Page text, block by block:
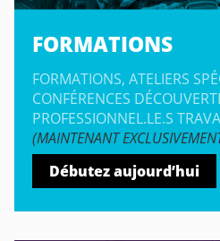
FORMATIONS
FORMATIONS, ATELIERS
CONFÉRENCES
PROFESSIONNEL.LE.S
(MAINTENANT
Débutez aujourd’hui